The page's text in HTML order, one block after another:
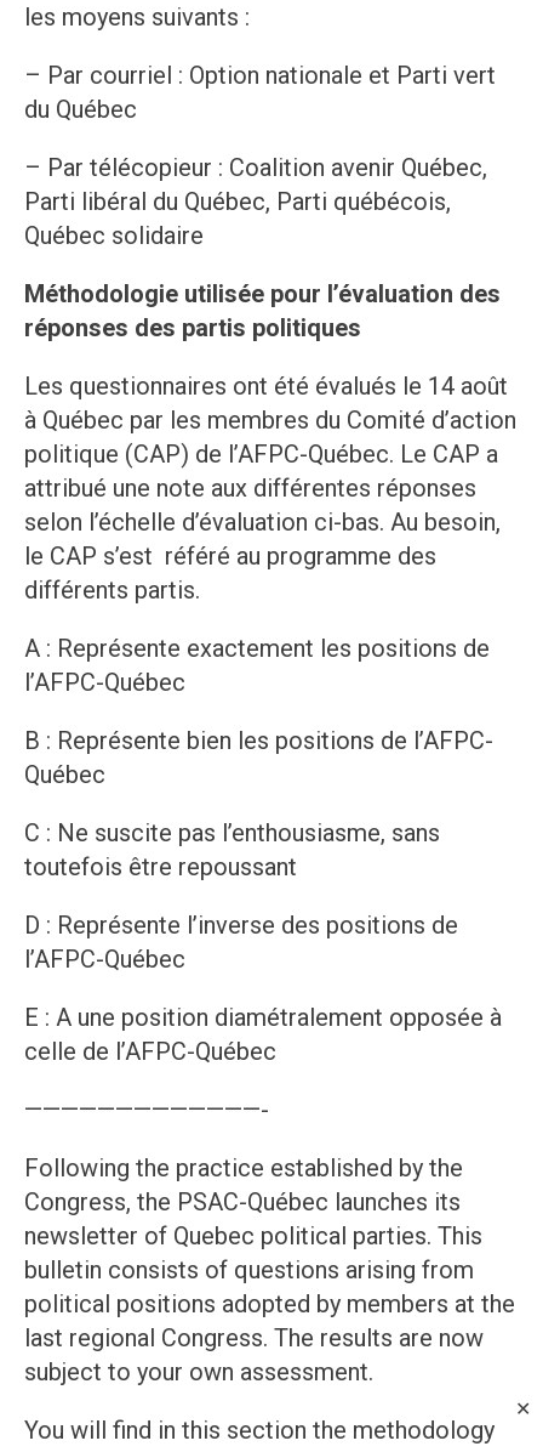
✕
les moyens suivants :
– Par courriel : Option nationale et Parti vert
du Québec
– Par télécopieur : Coalition avenir Québec,
Parti libéral du Québec, Parti québécois,
Québec solidaire
Méthodologie utilisée pour l’évaluation des
réponses des partis politiques
Les questionnaires ont été évalués le 14 août
à Québec par les membres du Comité d’action
politique (CAP) de l’AFPC-Québec. Le CAP a
attribué une note aux différentes réponses
selon l’échelle d’évaluation ci-bas. Au besoin,
le CAP s’est référé au programme des
différents partis.
A : Représente exactement les positions de
l’AFPC-Québec
B : Représente bien les positions de l’AFPC-
Québec
C : Ne suscite pas l’enthousiasme, sans
toutefois être repoussant
D : Représente l’inverse des positions de
l’AFPC-Québec
E : A une position diamétralement opposée à
celle de l’AFPC-Québec
—————————————-
Following the practice established by the
Congress, the PSAC-Québec launches its
newsletter of Quebec political parties. This
bulletin consists of questions arising from
political positions adopted by members at the
last regional Congress. The results are now
subject to your own assessment.
You will find in this section the methodology